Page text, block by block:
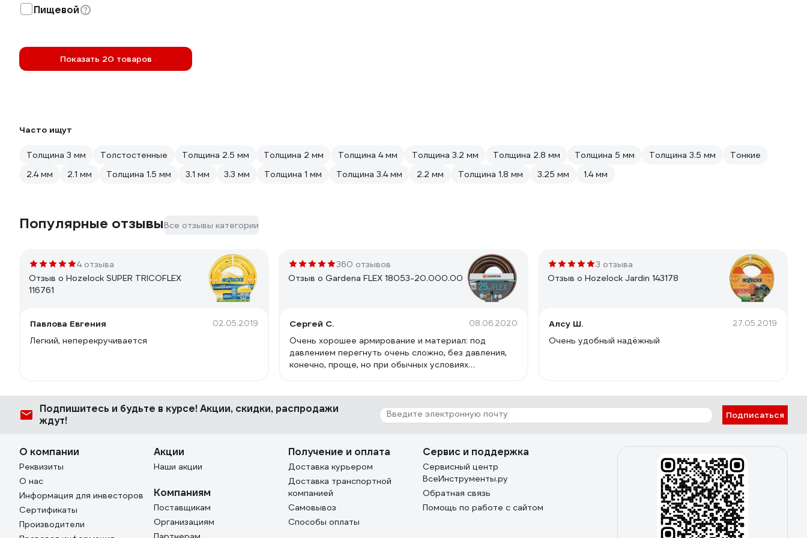
Пищевой
Показать 20 товаров
Часто ищут
Толщина 3 мм Толстостенные Толщина 2.5 мм Толщина 2 мм Толщина 4 мм Толщина 3.2 мм Толщина 2.8 мм Толщина 5 мм Толщина 3.5 мм
Тонкие
2.4 мм
2.1 мм Толщина 1.5 мм 3.1 мм 3.3 мм Толщина 1 мм Толщина 3.4 мм 2.2 мм Толщина 1.8 мм 3.25 мм 1.4 мм
Популярные отзывыВсе отзывы категории
4 отзыва
Отзыв о Hozelock SUPER TRICOFLEX
116761
Павлова Евгения 02.05.2019
Легкий, неперекручивается
360 отзывов
Отзыв о Gardena FLEX 18053-20.000.00
Сергей С. 08.06.2020
Очень хорошее армирование и материал: под
давлением перегнуть очень сложно, без давления,
конечно, проще, но при обычных условиях
осуществляется на пустых шлангах). Не теряет
эластичности со временем (есть защита от
(морозоустойчивость). Однако воду на зиму всё же
лучше сливать (хотя бы сбрасывать давление),
чтобы не допустить повреждения соединений.
Хорошо заметен в траве (правда, похуже, чем
Gardena Basic, который практически весь рыжий, но
гораздо лучше, чем Classic). Имеется насечка на
внешних стенках для лучшего удержания
3 отзыва
Отзыв о Hozelock Jardin 143178
Алсу Ш. 27.05.2019
Очень удобный надёжный
Подпишитесь и будьте в курсе! Акции, скидки, распродажи
ждут!
Подписаться
О компании
Реквизиты
О нас
Информация для инвесторов
Сертификаты
Производители
Акции
Наши акции
Компаниям
Поставщикам
Организациям
Получение и оплата
Доставка курьером
Доставка транспортной
компанией
Самовывоз
Способы оплаты
Сервис и поддержка
Сервисный центр
ВсеИнструменты.ру
Обратная связь
Помощь по работе с сайтом